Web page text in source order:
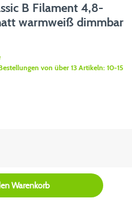
B Filament 4,8-
warmweiß dimmbar
von über 13 Artikeln: 10-15
Warenkorb